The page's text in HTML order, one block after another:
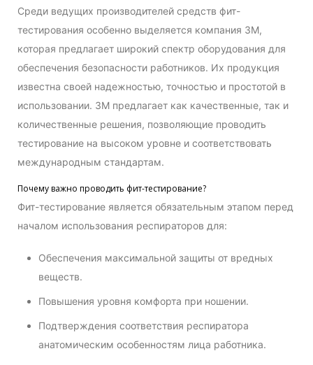
Среди ведущих производителей средств фит-
тестирования особенно выделяется компания 3M,
которая предлагает широкий спектр оборудования для
обеспечения безопасности работников. Их продукция
известна своей надежностью, точностью и простотой в
использовании. 3M предлагает как качественные, так и
количественные решения, позволяющие проводить
тестирование на высоком уровне и соответствовать
международным стандартам.
Почему важно проводить фит-тестирование?
Фит-тестирование является обязательным этапом перед
началом использования респираторов для:
Обеспечения максимальной защиты от вредных
веществ.
Повышения уровня комфорта при ношении.
Подтверждения соответствия респиратора
анатомическим особенностям лица работника.